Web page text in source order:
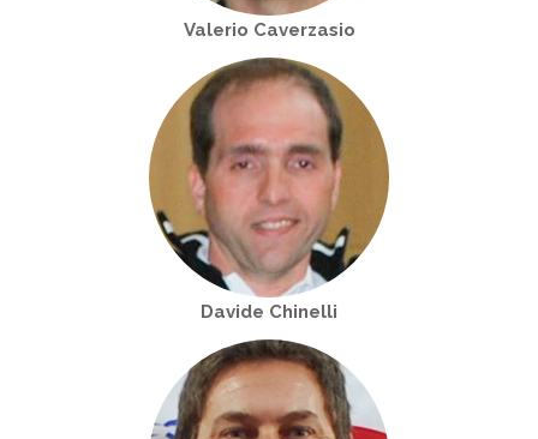
Valerio Caverzasio
Davide Chinelli